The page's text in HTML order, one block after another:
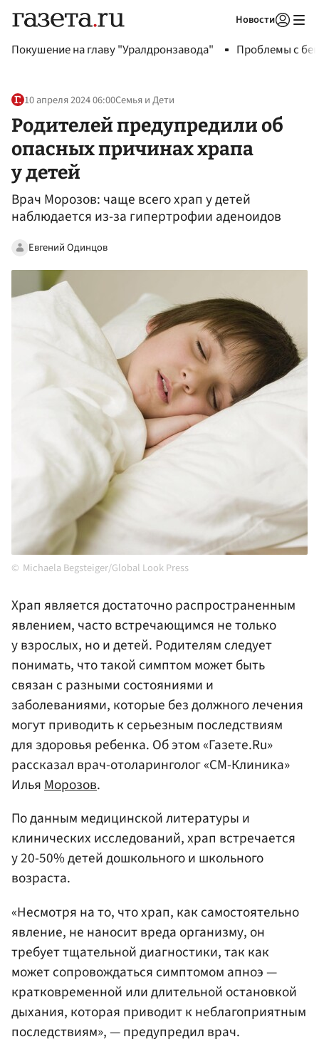
Новости
Покушение на главу "Уралдронзавода" Проблемы с
10 апреля 2024 06:00Семья и Дети
Родителей предупредили об
опасных причинах храпа
у детей
Врач Морозов: чаще всего храп у детей
наблюдается из-за гипертрофии аденоидов
Евгений Одинцов
Michaela Begsteiger/Global Look Press
Храп является достаточно распространенным
явлением, часто встречающимся не только
у взрослых, но и детей. Родителям следует
понимать, что такой симптом может быть
связан с разными состояниями и
заболеваниями, которые без должного лечения
могут приводить к серьезным последствиям
для здоровья ребенка. Об этом «Газете.Ru»
рассказал врач-отоларинголог «СМ-Клиника»
ИльяМорозов.
По данным медицинской литературы и
клинических исследований, храп встречается
у 20-50% детей дошкольного и школьного
возраста.
«Несмотря на то, что храп, как самостоятельно
явление, не наносит вреда организму, он
требует тщательной диагностики, так как
может сопровождаться симптомом апноэ —
кратковременной или длительной остановкой
дыхания, которая приводит к неблагоприятным
последствиям», — предупредил врач.